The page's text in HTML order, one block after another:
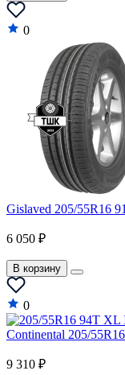
0
Gislaved 205/55R16
6 050 ₽
В корзину
0
Continental 205/
9 310 ₽